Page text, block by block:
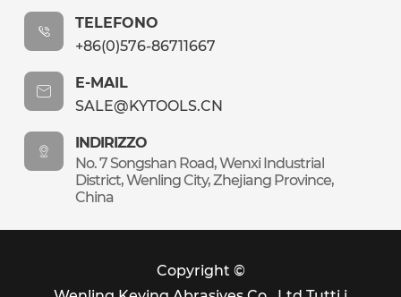
TELEFONO
+86(0)576-86711667
E-MAIL
SALE@KYTOOLS.CN
INDIRIZZO
No. 7 Songshan Road, Wenxi Industrial
District, Wenling City, Zhejiang Province,
China
Copyright ©